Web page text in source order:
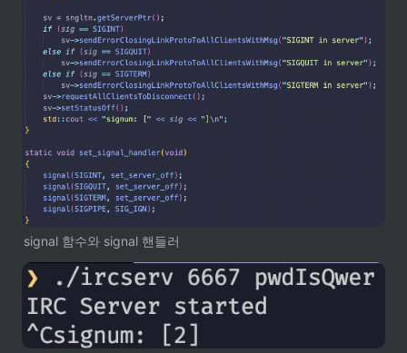
signal 함수와 signal 핸들러